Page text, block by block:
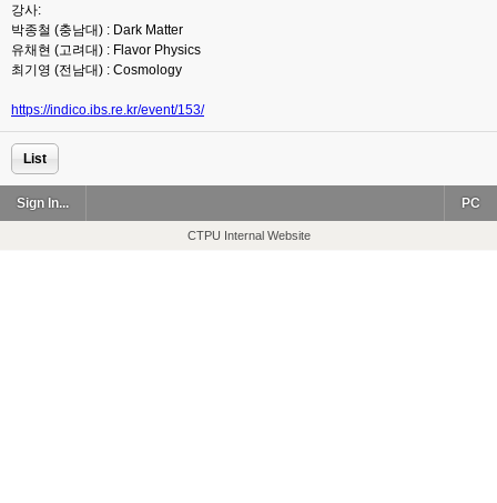
강사:
박종철 (충남대) : Dark Matter
유채현 (고려대) : Flavor Physics
최기영 (전남대) : Cosmology
https://indico.ibs.re.kr/event/153/
List
Sign In... PC
CTPU Internal Website